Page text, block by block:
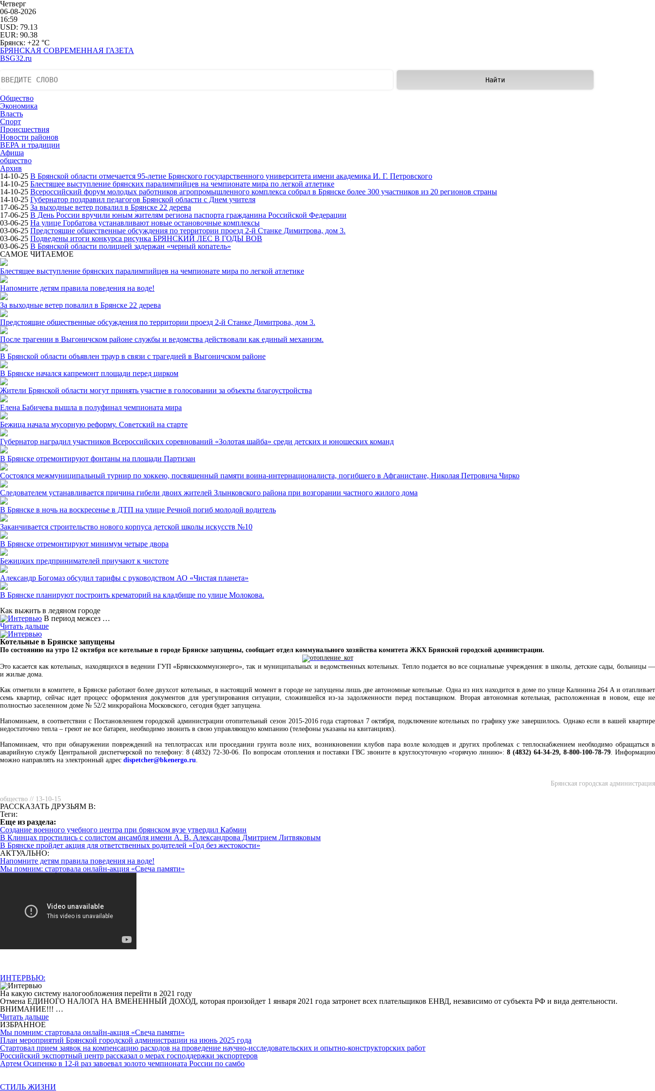
Четверг
06-08-2026
16:59
USD: 79.13
EUR: 90.38
Брянск: +22 °С
БРЯНСКАЯ СОВРЕМЕННАЯ ГАЗЕТА
BSG32.ru
Общество
Экономика
Власть
Спорт
Происшествия
Новости районов
ВЕРА и традиции
Афиша
общество
Архив
14-10-25 В Брянской области отмечается 95-летие Брянского государственного университета имени академика И. Г. Петровского
14-10-25 Блестящее выступление брянских паралимпийцев на чемпионате мира по легкой атлетике
14-10-25 Всероссийский форум молодых работников агропромышленного комплекса собрал в Брянске более 300 участников из 20 регионов страны
14-10-25 Губернатор поздравил педагогов Брянской области с Днем учителя
17-06-25 За выходные ветер повалил в Брянске 22 дерева
17-06-25 В День России вручили юным жителям региона паспорта гражданина Российской Федерации
03-06-25 На улице Горбатова устанавливают новые остановочные комплексы
03-06-25 Предстоящие общественные обсуждения по территории проезд 2-й Станке Димитрова, дом 3.
03-06-25 Подведены итоги конкурса рисунка БРЯНСКИЙ ЛЕС В ГОДЫ ВОВ
03-06-25 В Брянской области полицией задержан «черный копатель»
САМОЕ ЧИТАЕМОЕ
Блестящее выступление брянских паралимпийцев на чемпионате мира по легкой атлетике
Напомните детям правила поведения на воде!
За выходные ветер повалил в Брянске 22 дерева
Предстоящие общественные обсуждения по территории проезд 2-й Станке Димитрова, дом 3.
После трагении в Выгоничском районе службы и ведомства действовали как единый механизм.
В Брянской области объявлен траур в связи с трагедией в Выгоничском районе
В Брянске начался капремонт площади перед цирком
Жители Брянской области могут принять участие в голосовании за объекты благоустройства
Елена Бабичева вышла в полуфинал чемпионата мира
Бежица начала мусорную реформу. Советский на старте
Губернатор наградил участников Всероссийских соревнований «Золотая шайба» среди детских и юношеских команд
В Брянске отремонтируют фонтаны на площади Партизан
Состоялся межмуниципальный турнир по хоккею, посвященный памяти воина-интернационалиста, погибшего в Афганистане, Николая Петровича Чирко
Следователем устанавливается причина гибели двоих жителей Злынковского района при возгорании частного жилого дома
В Брянске в ночь на воскресенье в ДТП на улице Речной погиб молодой водитель
Заканчивается строительство нового корпуса детской школы искусств №10
В Брянске отремонтируют минимум четыре двора
Бежицких предпринимателей приучают к чистоте
Александр Богомаз обсудил тарифы с руководством АО «Чистая планета»
В Брянске планируют построить крематорий на кладбище по улице Молокова.
Как выжить в ледяном городе
В период межсез …
Читать дальше
Котельные в Брянске запущены
По состоянию на утро 12 октября все котельные в городе Брянске запущены, сообщает отдел коммунального хозяйства комитета ЖКХ Брянской городской администрации.
Это касается как котельных, находящихся в ведении ГУП «Брянсккоммунэнерго», так и муниципальных и ведомственных котельных. Тепло подается во все социальные учреждения: в школы, детские сады, больницы —
и жилые дома.
Как отметили в комитете, в Брянске работают более двухсот котельных, в настоящий момент в городе не запущены лишь две автономные котельные. Одна из них находится в доме по улице Калинина 264 А и отапливает
семь квартир, сейчас идет процесс оформления документов для урегулирования ситуации, сложившейся из-за задолженности перед поставщиком. Вторая автономная котельная, расположенная в новом, еще не
полностью заселенном доме № 52/2 микрорайона Московского, сегодня будет запущена.
Напоминаем, в соответствии с Постановлением городской администрации отопительный сезон 2015-2016 года стартовал 7 октября, подключение котельных по графику уже завершилось. Однако если в вашей квартире
недостаточно тепла – греют не все батареи, необходимо звонить в свою управляющую компанию (телефоны указаны на квитанциях).
Напоминаем, что при обнаружении повреждений на теплотрассах или проседании грунта возле них, возникновении клубов пара возле колодцев и других проблемах с теплоснабжением необходимо обращаться в
аварийную службу Центральной диспетчерской по телефону: 8 (4832) 72-30-06. По вопросам отопления и поставки ГВС звоните в круглосуточную «горячую линию»:8 (4832) 64-34-29, 8-800-100-78-79. Информацию
можно направлять на электронный адрес dispetcher@bkenergo.ru.
Брянская городская администрация
общество // 13-10-15
РАССКАЗАТЬ ДРУЗЬЯМ В:
Теги:
Eще из раздела:
Создание военного учебного центра при брянском вузе утвердил Кабмин
В Клинцах простились с солистом ансамбля имени А. В. Александрова Дмитрием Литвяковым
В Брянске пройдет акция для ответственных родителей «Год без жестокости»
АКТУАЛЬНО:
Напомните детям правила поведения на воде!
Мы помним: стартовала онлайн-акция «Свеча памяти»
ИНТЕРВЬЮ:
На какую систему налогообложения перейти в 2021 году
Отмена ЕДИНОГО НАЛОГА НА ВМЕНЕННЫЙ ДОХОД, которая произойдет 1 января 2021 года затронет всех плательщиков ЕНВД, независимо от субъекта РФ и вида деятельности.
ВНИМАНИЕ!!! …
Читать дальше
ИЗБРАННОЕ
Мы помним: стартовала онлайн-акция «Свеча памяти»
План мероприятий Брянской городской администрации на июнь 2025 года
Cтартовал прием заявок на компенсацию расходов на проведение научно-исследовательских и опытно-конструкторских работ
Российский экспортный центр рассказал о мерах господдержки экспортеров
Артем Осипенко в 12-й раз завоевал золото чемпионата России по самбо
СТИЛЬ ЖИЗНИ